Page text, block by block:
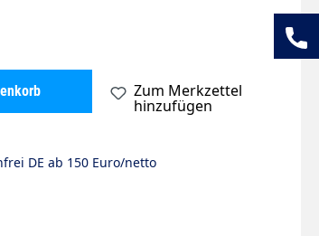
oder benutze die Schaltflächen um die Anzahl zu
Zum Merkzettel
hinzufügen
DE ab 150 Euro/netto